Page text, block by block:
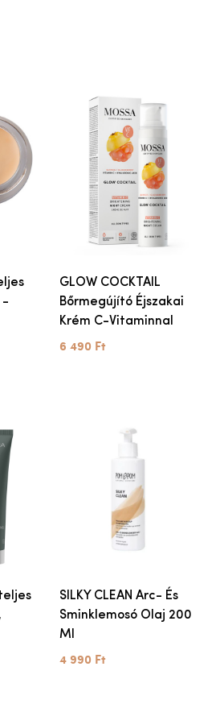
-
GLOW COCKTAIL
Bőrmegújító Éjszakai
Krém C-Vitaminnal
6 490 Ft
SILKY CLEAN Arc- És
Sminklemosó Olaj 200
Ml
4 990 Ft